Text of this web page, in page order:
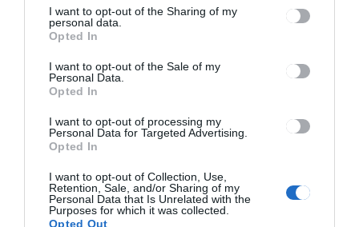
I want to opt-out of the Sharing of my
personal data.
Opted In
I want to opt-out of the Sale of my
Personal Data.
Opted In
I want to opt-out of processing my
Personal Data for Targeted Advertising.
Opted In
I want to opt-out of Collection, Use,
Retention, Sale, and/or Sharing of my
Personal Data that Is Unrelated with the
Purposes for which it was collected.
Opted Out
A munkanélkülieknek
számára tartanak ingyenes